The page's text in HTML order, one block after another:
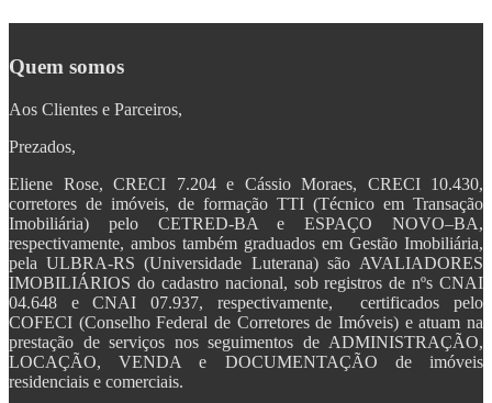
Quem somos
Aos Clientes e Parceiros,
Prezados,
Eliene Rose, CRECI 7.204 e Cássio Moraes, CRECI 10.430,
corretores de imóveis, de formação TTI (Técnico em Transação
Imobiliária) pelo CETRED-BA e ESPAÇO NOVO–BA,
respectivamente, ambos também graduados em Gestão Imobiliária,
pela ULBRA-RS (Universidade Luterana) são AVALIADORES
IMOBILIÁRIOS do cadastro nacional, sob registros de nºs CNAI
04.648 e CNAI 07.937, respectivamente, certificados pelo
COFECI (Conselho Federal de Corretores de Imóveis) e atuam na
prestação de serviços nos seguimentos de ADMINISTRAÇÃO,
LOCAÇÃO, VENDA e DOCUMENTAÇÃO de imóveis
residenciais e comerciais.